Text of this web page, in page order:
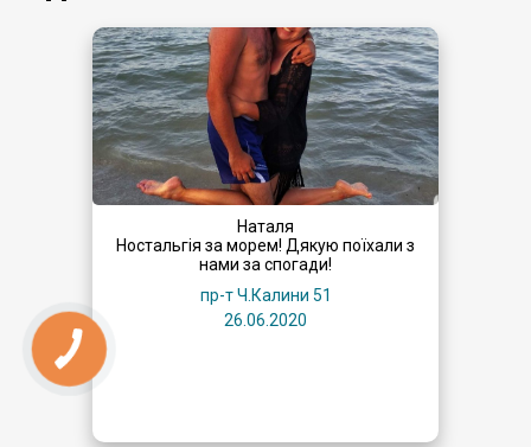
Наталя
Ностальгія за морем! Дякую поїхали з
нами за спогади!
пр-т Ч.Калини 51
26.06.2020